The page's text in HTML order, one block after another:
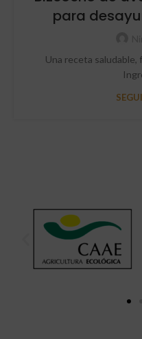
para
Una receta